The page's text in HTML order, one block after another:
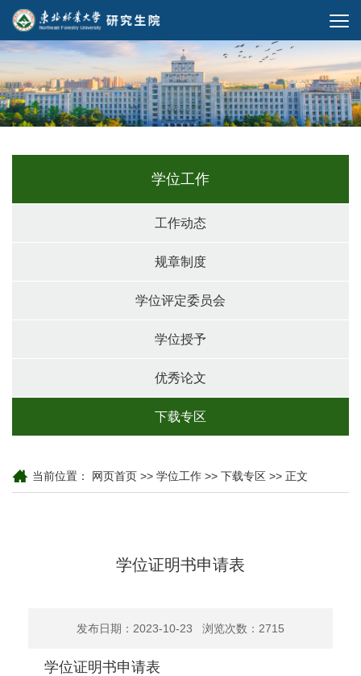
学位工作
工作动态
规章制度
学位评定委员会
学位授予
优秀论文
下载专区
当前位置： 网页首页 >> 学位工作 >> 下载专区 >> 正文
学位证明书申请表
发布日期：2023-10-23 浏览次数： 2715
学位证明书申请表